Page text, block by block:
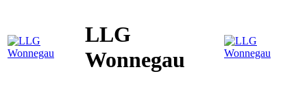
LLG
Wonnegau